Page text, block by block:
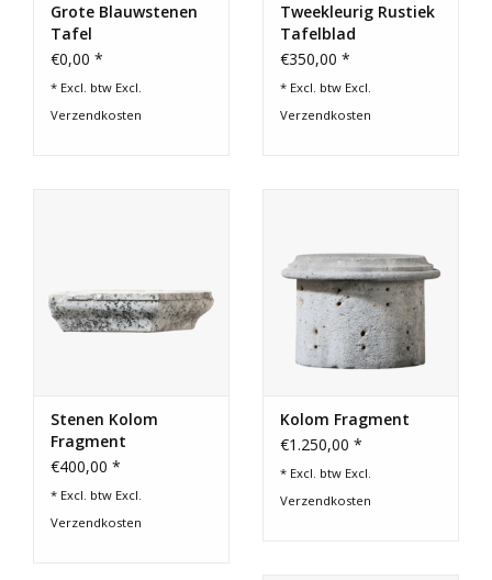
Grote Blauwstenen
Tafel
€0,00 *
* Excl. btw Excl.
Verzendkosten
Tweekleurig Rustiek
Tafelblad
€350,00 *
* Excl. btw Excl.
Verzendkosten
Stenen Kolom
Fragment
€400,00 *
* Excl. btw Excl.
Verzendkosten
Kolom Fragment
€1.250,00 *
* Excl. btw Excl.
Verzendkosten